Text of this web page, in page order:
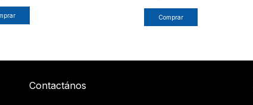
Contactános